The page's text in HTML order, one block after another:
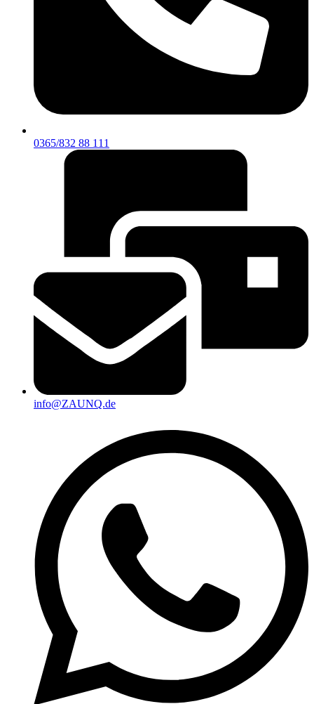
0365/832 88 111
info@ZAUNQ.de